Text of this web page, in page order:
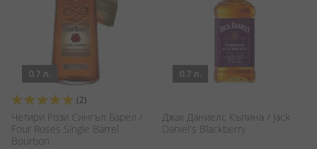
0.7 л.
Оценка:
100%
(2)
Четири Рози Сингъл Барел /
Four Roses Single Barrel
Bourbon
0.7 л.
Джак Даниелс Къпина / Jack
Daniel's Blackberry